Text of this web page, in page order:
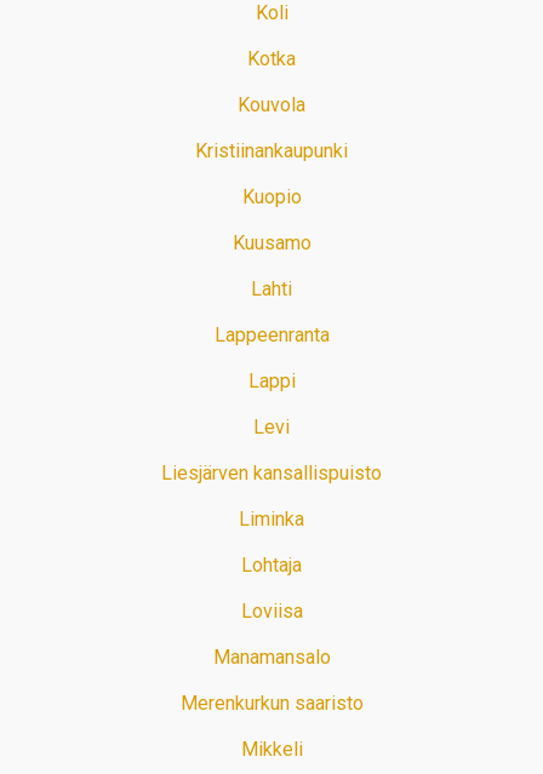
Koli
Kotka
Kouvola
Kristiinankaupunki
Kuopio
Kuusamo
Lahti
Lappeenranta
Lappi
Levi
Liesjärven kansallispuisto
Liminka
Lohtaja
Loviisa
Manamansalo
Merenkurkun saaristo
Mikkeli